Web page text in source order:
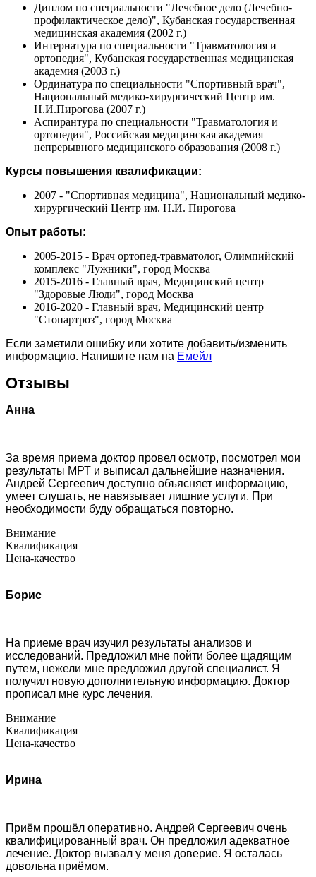
Диплом по специальности "Лечебное дело (Лечебно-
профилактическое дело)", Кубанская государственная
медицинская академия (2002 г.)
Интернатура по специальности "Травматология и
ортопедия", Кубанская государственная медицинская
академия (2003 г.)
Ординатура по специальности "Спортивный врач",
Национальный медико-хирургический Центр им.
Н.И.Пирогова (2007 г.)
Аспирантура по специальности "Травматология и
ортопедия", Российская медицинская академия
непрерывного медицинского образования (2008 г.)
Курсы повышения квалификации:
2007 - "Спортивная медицина", Национальный медико-
хирургический Центр им. Н.И. Пирогова
Опыт работы:
2005-2015 - Врач ортопед-травматолог, Олимпийский
комплекс "Лужники", город Москва
2015-2016 - Главный врач, Медицинский центр
"Здоровые Люди", город Москва
2016-2020 - Главный врач, Медицинский центр
"Стопартроз", город Москва
Если заметили ошибку или хотите добавить/изменить
информацию. Напишите нам на Емейл
Отзывы
Анна
За время приема доктор провел осмотр, посмотрел мои
результаты МРТ и выписал дальнейшие назначения.
Андрей Сергеевич доступно объясняет информацию,
умеет слушать, не навязывает лишние услуги. При
необходимости буду обращаться повторно.
Внимание
Квалификация
Цена-качество
Борис
На приеме врач изучил результаты анализов и
исследований. Предложил мне пойти более щадящим
путем, нежели мне предложил другой специалист. Я
получил новую дополнительную информацию. Доктор
прописал мне курс лечения.
Внимание
Квалификация
Цена-качество
Ирина
Приём прошёл оперативно. Андрей Сергеевич очень
квалифицированный врач. Он предложил адекватное
лечение. Доктор вызвал у меня доверие. Я осталась
довольна приёмом.